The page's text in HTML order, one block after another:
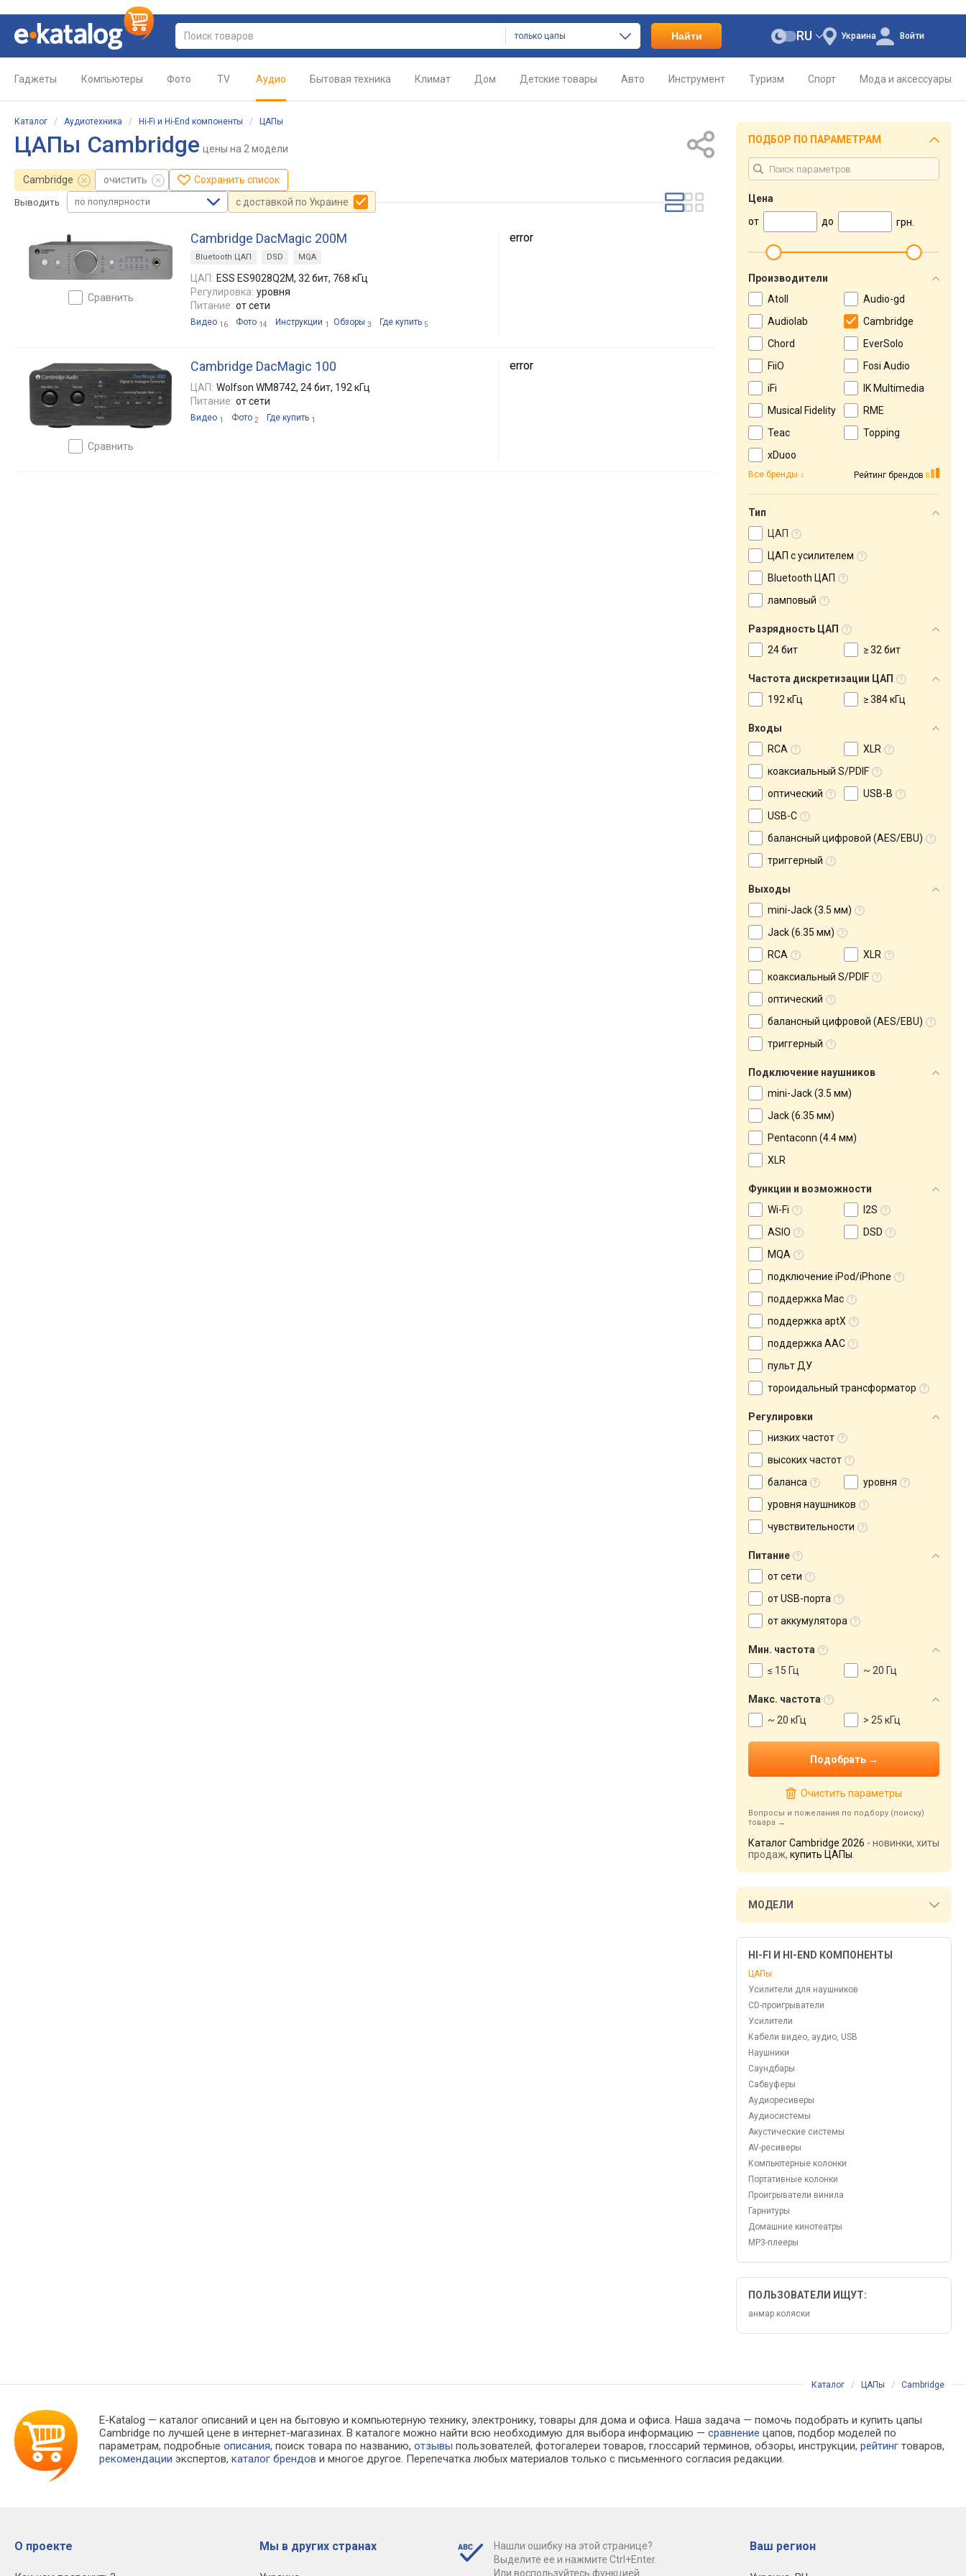
только цапы Найти Украина
RU Войти
Гаджеты Компьютеры Фото TV Аудио Бытовая техника Климат Дом Детские товары Авто Инструмент Туризм Спорт Мода и аксессуары
Каталог / Аудиотехника / Hi-Fi и Hi-End компоненты / ЦАПы
ЦАПы Cambridge цены на 2 модели
Cambridge очистить Сохранить список
Выводить по популярности с доставкой по Украине
сравнить
Cambridge DacMagic 200M
Bluetooth ЦАП DSD MQA
ЦАП: ESS ES9028Q2M, 32 бит, 768 кГц
Регулировка: уровня
Питание: от сети
Видео 16 Фото 14 Инструкции 1 Обзоры 3 Где купить 5
error
сравнить
Cambridge DacMagic 100
ЦАП: Wolfson WM8742, 24 бит, 192 кГц
Питание: от сети
Видео 1 Фото 2 Где купить 1
error
ПОДБОР ПО ПАРАМЕТРАМ
Цена
от
до грн.
Производители
Atoll
Audio-gd
Audiolab
Cambridge
Chord
EverSolo
FiiO
Fosi Audio
iFi
IK Multimedia
Musical Fidelity
RME
Teac
Topping
xDuoo
Рейтинг брендов
Все бренды
Тип
ЦАП
ЦАП с усилителем
Bluetooth ЦАП
ламповый
Разрядность ЦАП
24 бит
≥ 32 бит
Частота дискретизации ЦАП
192 кГц
≥ 384 кГц
Входы
RCA
XLR
коаксиальный S/PDIF
оптический
USB-B
USB-C
балансный цифровой (AES/EBU)
триггерный
Выходы
mini-Jack (3.5 мм)
Jack (6.35 мм)
RCA
XLR
коаксиальный S/PDIF
оптический
балансный цифровой (AES/EBU)
триггерный
Подключение наушников
mini-Jack (3.5 мм)
Jack (6.35 мм)
Pentaconn (4.4 мм)
XLR
Функции и возможности
Wi-Fi
I2S
ASIO
DSD
MQA
подключение iPod/iPhone
поддержка Mac
поддержка aptX
поддержка AAC
пульт ДУ
тороидальный трансформатор
Регулировки
низких частот
высоких частот
баланса
уровня
уровня наушников
чувствительности
Питание
от сети
от USB-порта
от аккумулятора
Мин. частота
≤ 15 Гц
~ 20 Гц
Макс. частота
~ 20 кГц
> 25 кГц
Очистить параметры
Вопросы и пожелания по подбору (поиску)
товара
Каталог Cambridge 2026 - новинки, хиты
продаж, купить ЦАПы
МОДЕЛИ
HI-FI И HI-END КОМПОНЕНТЫ
ЦАПы
Усилители для наушников
CD-проигрыватели
Усилители
Кабели видео, аудио, USB
Наушники
Саундбары
Сабвуферы
Аудиоресиверы
Аудиосистемы
Акустические системы
AV-ресиверы
Компьютерные колонки
Портативные колонки
Проигрыватели винила
Гарнитуры
Домашние кинотеатры
MP3-плееры
ПОЛЬЗОВАТЕЛИ ИЩУТ:
анмар коляски
Каталог / ЦАПы / Cambridge
E-Katalog — каталог описаний и цен на бытовую и компьютерную технику, электронику, товары для дома и офиса. Наша задача — помочь подобрать и купить цапы
Cambridge по лучшей цене в интернет-магазинах. В каталоге можно найти всю необходимую для выбора информацию —сравнение цапов, подбор моделей по
параметрам, подробныеописания, поиск товара по названию,отзывы пользователей, фотогалереи товаров, глоссарий терминов, обзоры, инструкции,рейтинг товаров,
рекомендации экспертов,каталог брендов и многое другое. Перепечатка любых материалов только с письменного согласия редакции.
О проекте Мы в других странах
Нашли ошибку на этой странице?
Выделите ее и нажмите Ctrl+Enter.
Или воспользуйтесь функцией
Ваш регион